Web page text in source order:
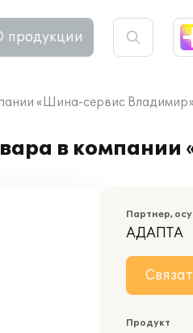
продукции
«Шина-сервис Владимир»
в
Партнер,
АДАПТА
Продукт